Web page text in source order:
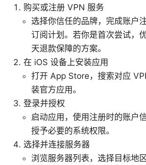
购买或注册 VPN 服务
选择你信任的品牌，完成账户
订阅计划。若你是首次尝试，
天退款保障的方案。
在 iOS 设备上安装应用
打开 App Store，搜索对应
装官方应用。
登录并授权
启动应用，使用注册时的账户
授予必要的系统权限。
选择并连接服务器
浏览服务器列表，选择目标地